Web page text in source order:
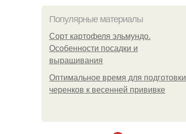
Популярные материалы
Сорт картофеля эльмундо.
Особенности посадки и
выращивания
Оптимальное время для подготовки
черенков к весенней прививке